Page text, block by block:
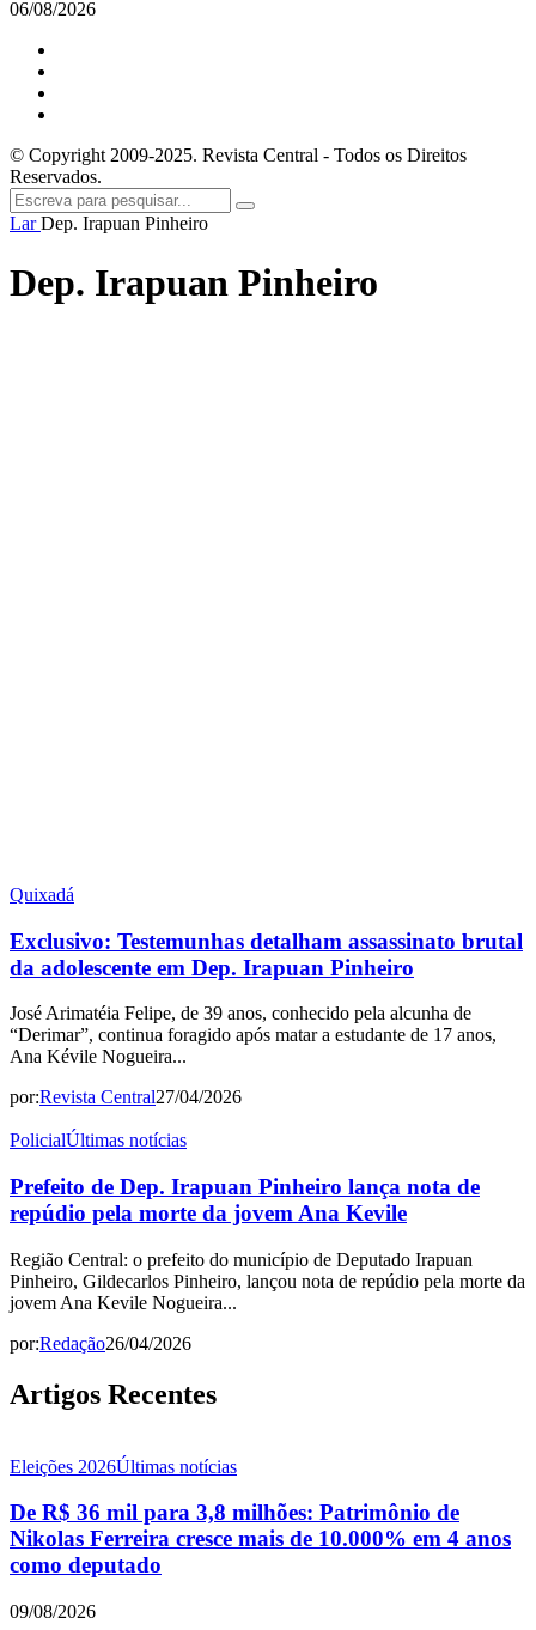
06/08/2026
© Copyright 2009-2025. Revista Central - Todos os Direitos
Reservados.
LarDep. Irapuan Pinheiro
Dep. Irapuan Pinheiro
Quixadá
Exclusivo: Testemunhas detalham assassinato brutal
da adolescente em Dep. Irapuan Pinheiro
José Arimatéia Felipe, de 39 anos, conhecido pela alcunha de
“Derimar”, continua foragido após matar a estudante de 17 anos,
Ana Kévile Nogueira...
por:Revista Central27/04/2026
PolicialÚltimas notícias
Prefeito de Dep. Irapuan Pinheiro lança nota de
repúdio pela morte da jovem Ana Kevile
Região Central: o prefeito do município de Deputado Irapuan
Pinheiro, Gildecarlos Pinheiro, lançou nota de repúdio pela morte da
jovem Ana Kevile Nogueira...
por:Redação26/04/2026
Artigos Recentes
Eleições 2026Últimas notícias
De R$ 36 mil para 3,8 milhões: Patrimônio de
Nikolas Ferreira cresce mais de 10.000% em 4 anos
como deputado
09/08/2026